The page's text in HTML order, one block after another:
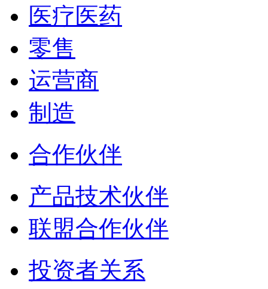
医疗医药
零售
运营商
制造
合作伙伴
产品技术伙伴
联盟合作伙伴
投资者关系